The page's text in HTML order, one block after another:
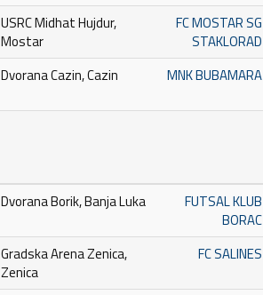
USRC Midhat Hujdur,
Mostar
FC MOSTAR SG
STAKLORAD
Dvorana Cazin, Cazin MNK BUBAMARA
Dvorana Borik, Banja Luka
FUTSAL KLUB
BORAC
Gradska Arena Zenica,
Zenica
FC SALINES